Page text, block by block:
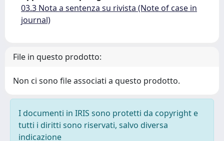
03.3 Nota a sentenza su rivista (Note of case in
journal)
File in questo prodotto:
Non ci sono file associati a questo prodotto.
I documenti in IRIS sono protetti da copyright e
tutti i diritti sono riservati, salvo diversa
indicazione